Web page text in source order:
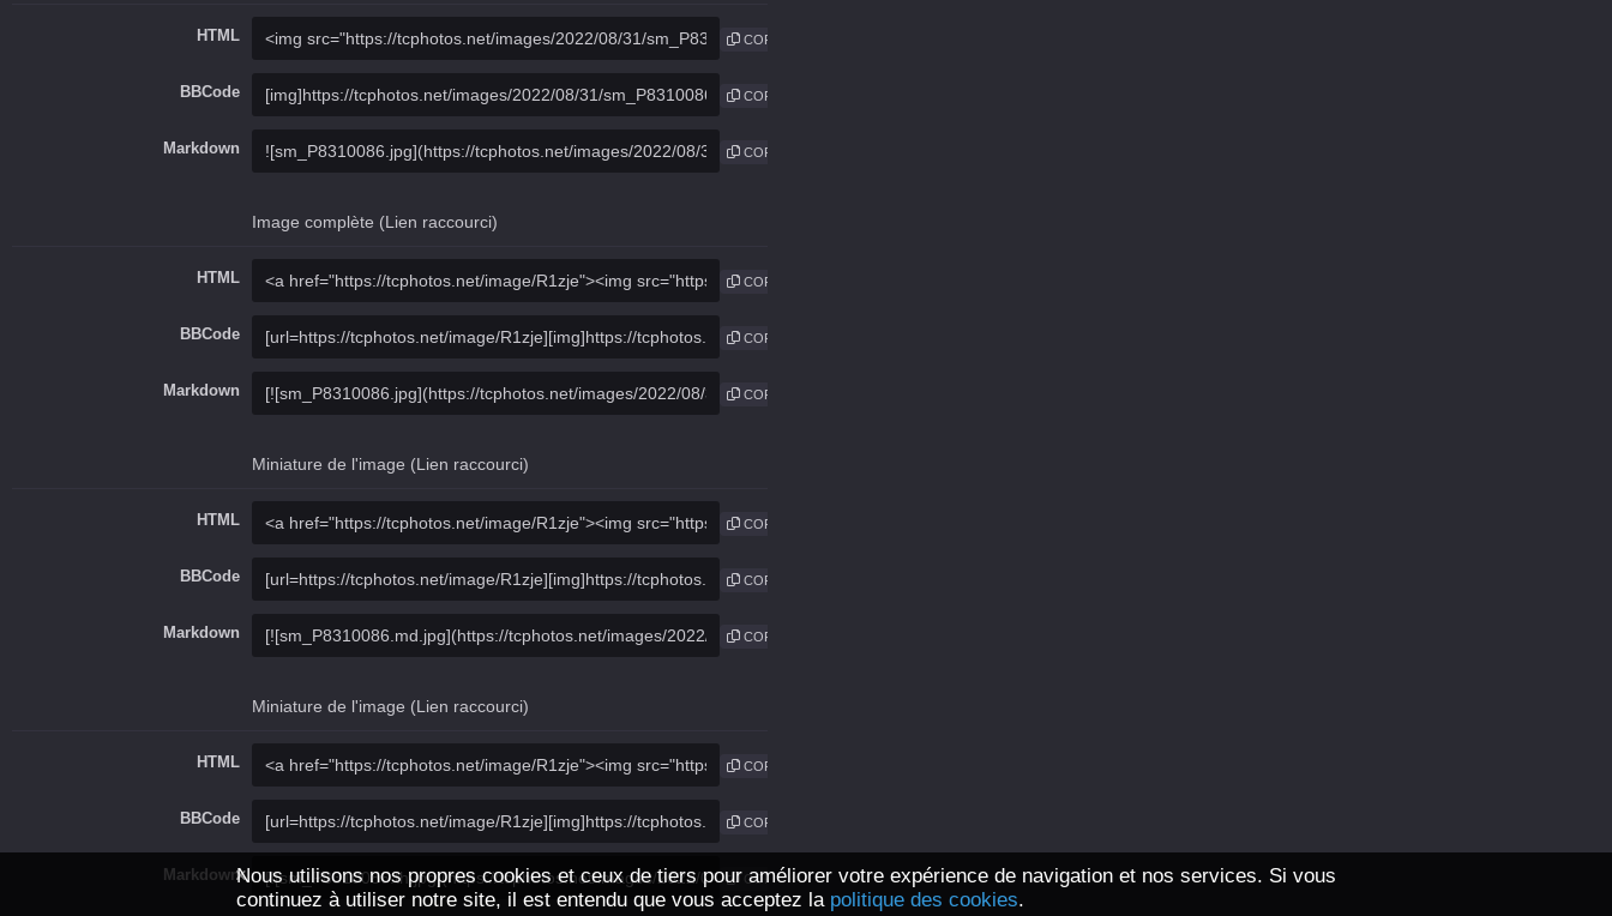
HTML COPIE
BBCode COPIE
Markdown COPIE
Image complète (Lien raccourci)
HTML COPIE
BBCode COPIE
Markdown COPIE
Miniature de l'image (Lien raccourci)
HTML COPIE
BBCode COPIE
Markdown COPIE
Miniature de l'image (Lien raccourci)
HTML COPIE
BBCode COPIE
Markdown COPIE
Nous utilisons nos propres cookies et ceux de tiers pour améliorer votre expérience de navigation et nos services. Si vous
continuez à utiliser notre site, il est entendu que vous acceptez la politique des cookies.